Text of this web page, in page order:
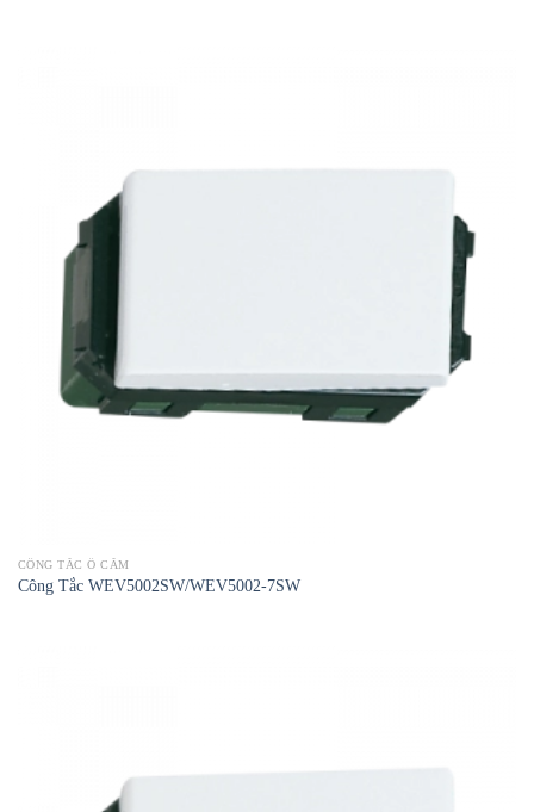
CÔNG TẮC Ổ CẮM
Công Tắc WEV5002SW/WEV5002-7SW